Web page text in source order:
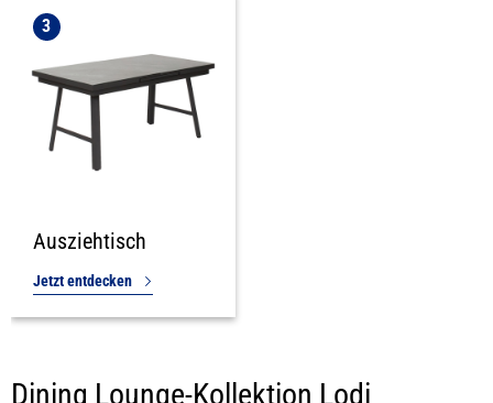
3
Ausziehtisch
Jetzt entdecken
Dining Lounge-Kollektion Lodi